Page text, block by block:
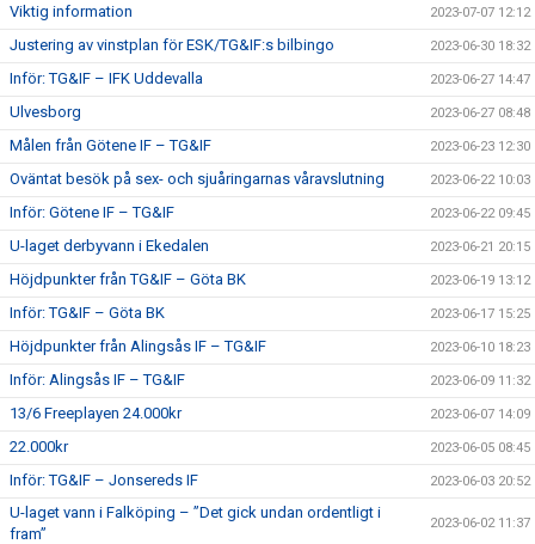
Viktig information 2023-07-07 12:12
Justering av vinstplan för ESK/TG&IF:s bilbingo 2023-06-30 18:32
Inför: TG&IF – IFK Uddevalla 2023-06-27 14:47
Ulvesborg 2023-06-27 08:48
Målen från Götene IF – TG&IF 2023-06-23 12:30
Oväntat besök på sex- och sjuåringarnas våravslutning 2023-06-22 10:03
Inför: Götene IF – TG&IF 2023-06-22 09:45
U-laget derbyvann i Ekedalen 2023-06-21 20:15
Höjdpunkter från TG&IF – Göta BK 2023-06-19 13:12
Inför: TG&IF – Göta BK 2023-06-17 15:25
Höjdpunkter från Alingsås IF – TG&IF 2023-06-10 18:23
Inför: Alingsås IF – TG&IF 2023-06-09 11:32
13/6 Freeplayen 24.000kr 2023-06-07 14:09
22.000kr 2023-06-05 08:45
Inför: TG&IF – Jonsereds IF 2023-06-03 20:52
U-laget vann i Falköping – ”Det gick undan ordentligt i
fram”
2023-06-02 11:37